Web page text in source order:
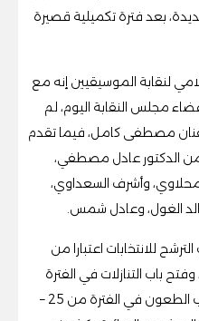
بعد فترة تكميلية قصيرة
لنقابة الموسيقيين إنه مع
مجلس النقابة اليوم، لم
مصطفى كامل، فيما تقدم
الدكتور عادل مصطفي،
وأشرف السعداوي،
الغول، وعادل شمس.
للانتخابات اعتبارا من
باب التنازلات في الفترة
من 18 – 20 يونيو الجاري، وفتح باب الطعون في الفترة من 25 –